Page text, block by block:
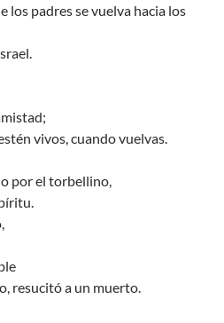
los padres se vuelva hacia los
vivos, cuando vuelvas.
por el torbellino,
resucitó a un muerto.